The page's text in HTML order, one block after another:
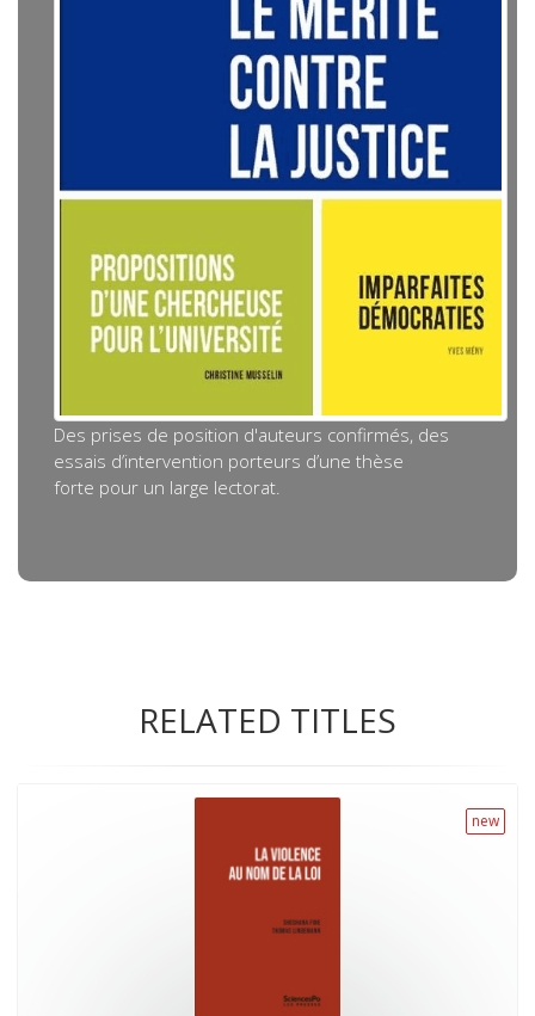
Des prises de position d'auteurs confirmés, des
essais d’intervention porteurs d’une thèse
forte pour un large lectorat.
RELATED TITLES
new